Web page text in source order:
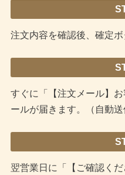
注文内容を確認後、確定ボ
すぐに「【注文メール】
ールが届きます。（自動送
翌営業日に「【ご確認く